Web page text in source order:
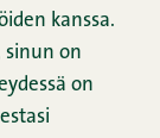
kanssa.
sinun on
on